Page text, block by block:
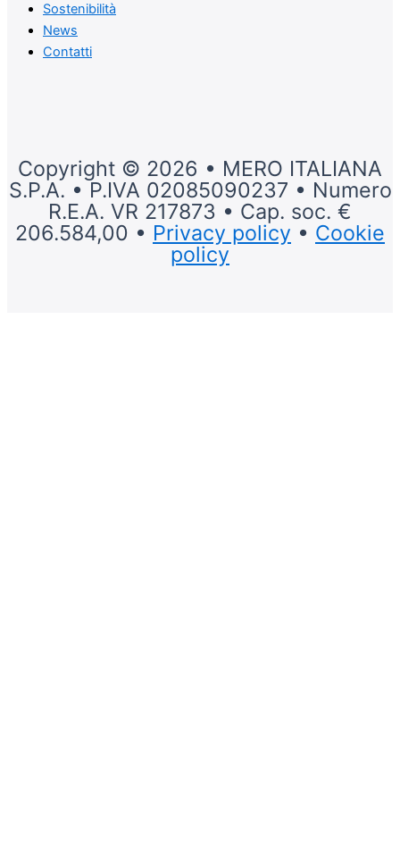
Sostenibilità
News
Contatti
Copyright © 2026 • MERO ITALIANA
S.P.A. • P.IVA 02085090237 • Numero
R.E.A. VR 217873 • Cap. soc. €
206.584,00 • Privacy policy • Cookie
policy